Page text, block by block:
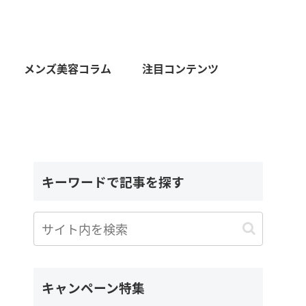
メンズ美容コラム 注目コンテンツ
キーワードで記事を探す
キャンペーン特集